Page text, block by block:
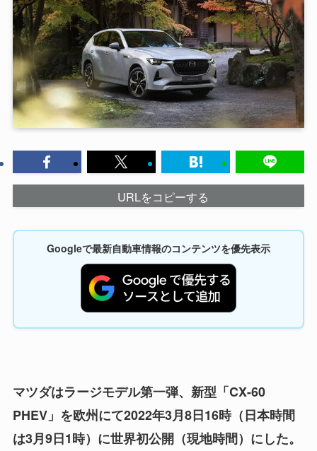
URLをコピーする
Googleで最新自動車情報のコンテンツを優先表示
マツダはラージモデル第一弾、新型「CX-60
PHEV」を欧州にて2022年3月8日16時（日本時間
は3月9日1時）に世界初公開（現地時間）にした。